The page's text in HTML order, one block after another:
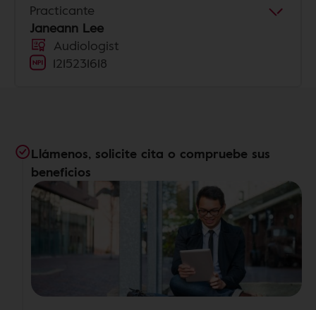
Practicante
Janeann Lee
Audiologist
1215231618
Llámenos, solicite cita o compruebe sus
beneficios